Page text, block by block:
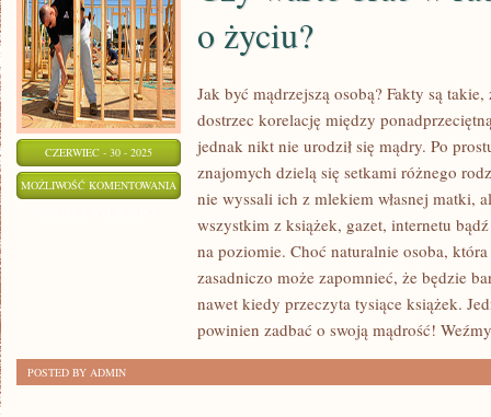
CZERWIEC - 30 - 2025
MOŻLIWOŚĆ KOMENTOWANIA
o życiu?
Jak być mądrzejszą osobą? Fakty są
dostrzec korelację między
jednak nikt nie urodził się mądry. Po
znajomych dzielą się setkami różnego
nie wyssali ich z mlekiem własnej matki,
wszystkim z książek, gazet, internetu
na poziomie. Choć naturalnie osoba,
zasadniczo może zapomnieć, że będzie
nawet kiedy przeczyta tysiące książek.
powinien zadbać o swoją mądrość!
POSTED BY ADMIN